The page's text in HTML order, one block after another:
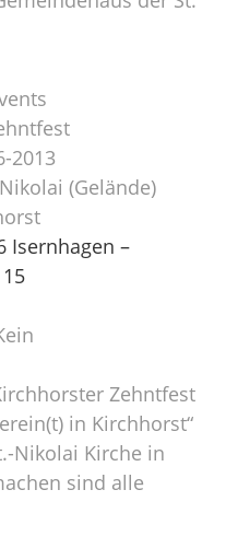
2013
(Gelände)
Isernhagen –
Zehntfest
in Kirchhorst“
Nikolai Kirche in
sind alle